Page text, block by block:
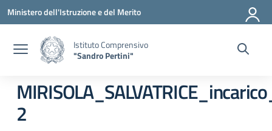
Vai ai contenuti
Vai al menu di navigazione
Vai al footer
Ministero dell'Istruzione e del Merito
Istituto Comprensivo
"Sandro Pertini"
2